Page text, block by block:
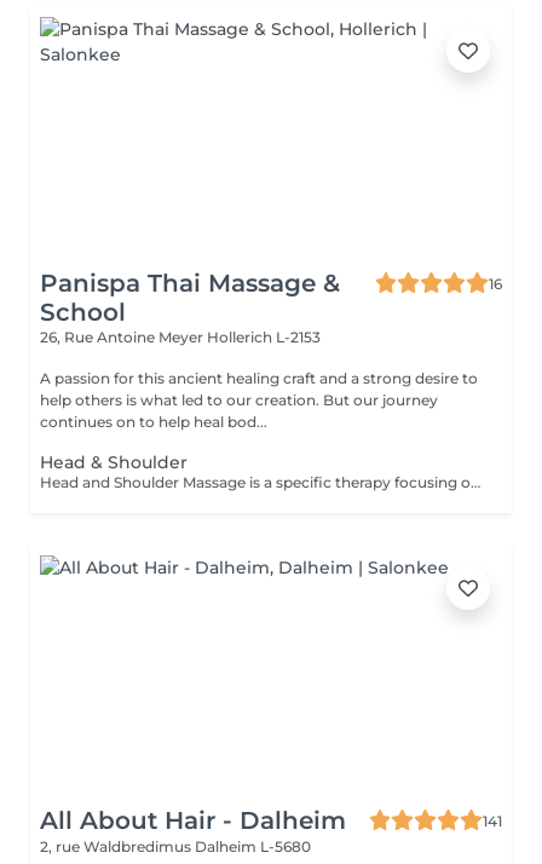
Panispa Thai Massage &
School
16
26, Rue Antoine Meyer Hollerich L-2153
A passion for this ancient healing craft and a strong desire to
help others is what led to our creation. But our journey
continues on to help heal bod...
Head & Shoulder
Head and Shoulder Massage is a specific therapy focusing on the specific areas rather than the entire body. The massage helps to relieve tension in your muscles, improve circulation and reduce stress. This therapy is especially recommended for you if you work sitting down or at a desk all day. The focus on your back, head and shoulders helps you to relax and assists in the reduction of stress hormones in the muscles which can reduce the occurrence of tension related headaches. Other benefits that can be received from this therapy include: Improved sleep Reduction of neck-stiffness A general feeling of relaxation Improved circulation in your head
All About Hair - Dalheim
141
2, rue Waldbredimus Dalheim L-5680